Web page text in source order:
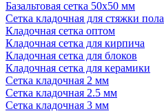
Базальтовая сетка 50x50 мм
Сетка кладочная для стяжки пола
Кладочная сетка оптом
Кладочная сетка для кирпича
Кладочная сетка для блоков
Кладочная сетка для керамики
Сетка кладочная 2 мм
Сетка кладочная 2.5 мм
Сетка кладочная 3 мм